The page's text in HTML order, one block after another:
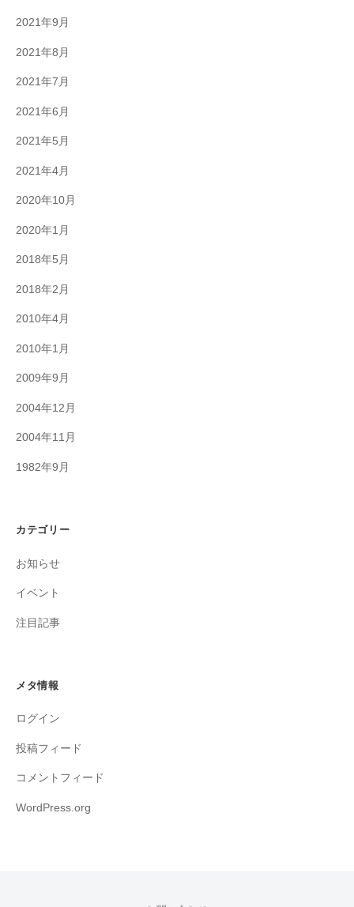
2021年9月
2021年8月
2021年7月
2021年6月
2021年5月
2021年4月
2020年10月
2020年1月
2018年5月
2018年2月
2010年4月
2010年1月
2009年9月
2004年12月
2004年11月
1982年9月
カテゴリー
お知らせ
イベント
注目記事
メタ情報
ログイン
投稿フィード
コメントフィード
WordPress.org